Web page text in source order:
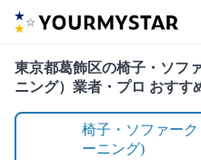
東京都葛飾区の椅子・ソフ
ニング）業者・プロ おすす
椅子・ソファー
ーニング)